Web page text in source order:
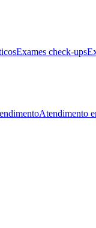
Exames check-ups
Atendimento